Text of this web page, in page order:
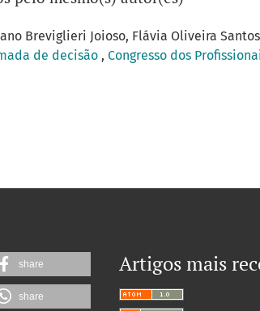
Breviglieri Joioso, Flávia Oliveira
de decisão , Congresso dos
share
share
Artigos mais